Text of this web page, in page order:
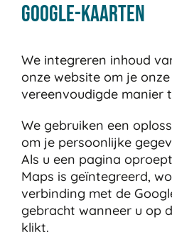
Google-kaarten
We integreren inhoud
onze website om je
vereenvoudigde manier
We gebruiken een
om je persoonlijke
Als u een pagina
Maps is geïntegreerd,
verbinding met de
gebracht wanneer u op
klikt.